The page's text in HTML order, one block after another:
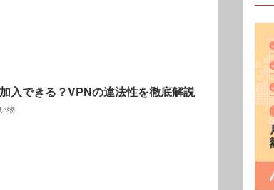
入できる？VPNの違法性を徹底解説
物